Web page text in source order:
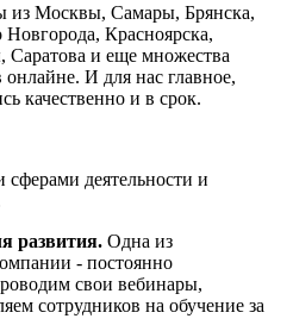
из Москвы, Самары, Брянска,
Красноярска,
и еще множества
И для нас главное,
качественно и в срок.
деятельности и
развития. Одна из
- постоянно
свои вебинары,
сотрудников на обучение за